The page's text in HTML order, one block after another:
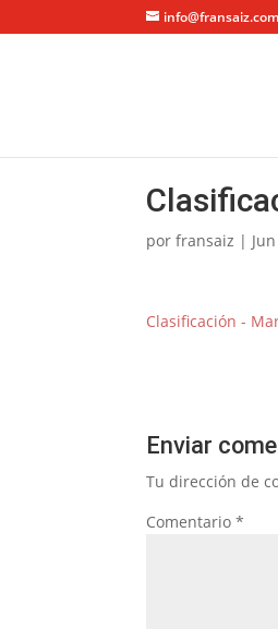
info@fransaiz.com
porfransaiz |
Clasificación -
Enviar
Tu dirección de
Comentario*